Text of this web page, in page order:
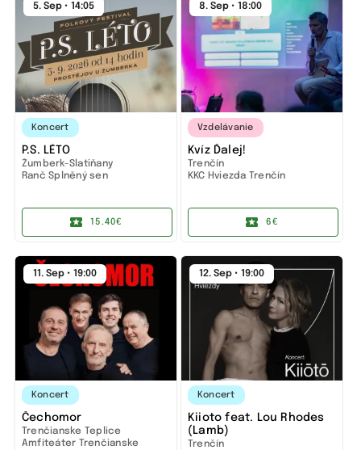
5. Sep • 14:05
Koncert
P.S. LÉTO
Žumberk-Slatiňany
Ranč Splněný sen
15.40€
8. Sep • 18:00
Vzdelávanie
Kvíz Ďalej!
Trenčín
KKC Hviezda Trenčín
6€
11. Sep • 19:00
Koncert
Čechomor
Trenčianske Teplice
Amfiteáter Trenčianske
12. Sep • 19:00
Koncert
Kiioto feat. Lou Rhodes
(Lamb)
Trenčín